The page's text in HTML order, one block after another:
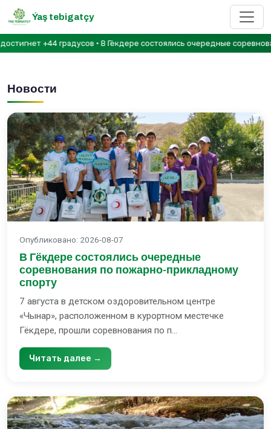
Ýaş tebigatçy
+44 градусов • В Гёкдере состоялись очередные
Новости
Опубликовано: 2026-08-07
В Гёкдере состоялись очередные
соревнования по пожарно-прикладному
спорту
7 августа в детском оздоровительном центре
«Чынар», расположенном в курортном местечке
Гёкдере, прошли соревнования по п...
Читать далее →